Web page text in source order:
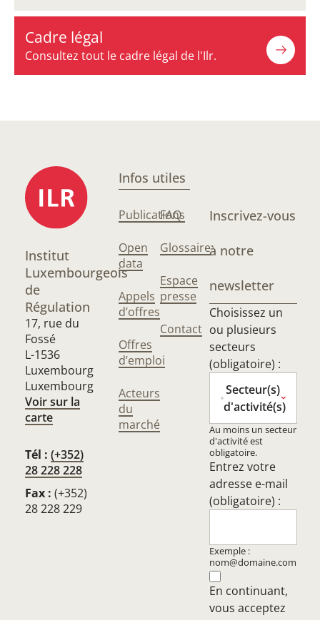
Cadre légal
Consultez tout le cadre légal de l'Ilr.
Institut
Luxembourgeois
de
Régulation
17, rue du
Fossé
L-1536
Luxembourg
Luxembourg
Voir sur la
carte
Tél : (+352)
28 228 228
Fax : (+352)
28 228 229
Infos utiles
Publications
Open
data
Appels
d’offres
Offres
d’emploi
Acteurs
du
marché
FAQ
Glossaire
Espace
presse
Contact
Inscrivez-vous
à notre
newsletter
Choisissez un
ou plusieurs
secteurs
(obligatoire) :
Secteur(s)
d'activité(s)
Au moins un secteur
d'activité est
obligatoire.
Entrez votre
adresse e-mail
(obligatoire) :
Exemple :
nom@domaine.com
En continuant,
vous acceptez